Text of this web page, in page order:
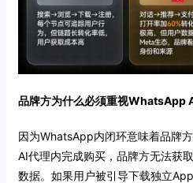
品牌方为什么必须重视WhatsApp
因为WhatsApp内闭环意味着品牌
AI代理内完成购买，品牌方无法获
数据。如果用户被引导下载独立